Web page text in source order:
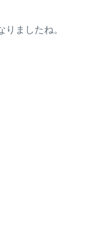
ましたね。